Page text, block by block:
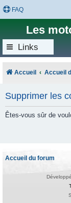
FAQ
Les
Links
Accueil Accueil
Supprimer les
Êtes-vous sûr de
Accueil du forum